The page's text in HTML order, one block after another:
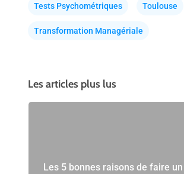
Tests Psychométriques Toulouse
Transformation Managériale
Les articles plus lus
Les 5 bonnes raisons de faire un